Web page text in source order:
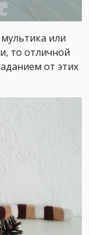
или
то отличной
от этих